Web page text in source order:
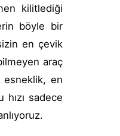
kilitlediği
böyle bir
en çevik
araç
esneklik, en
sadece